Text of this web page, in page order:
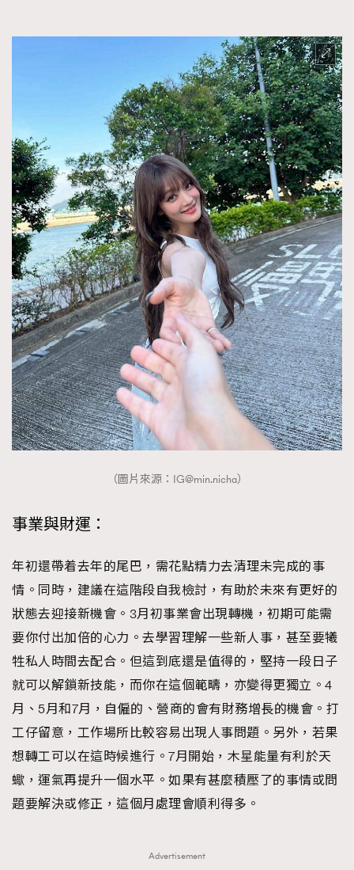
（圖片來源： IG@min.nicha）
事業與財運：
年初還帶着去年的尾巴，需花點精力去清理未完成的事
情。同時，建議在這階段自我檢討，有助於未來有更好的
狀態去迎接新機會。3月初事業會出現轉機，初期可能需
要你付出加倍的心力。去學習理解一些新人事，甚至要犧
牲私人時間去配合。但這到底還是值得的，堅持一段日子
就可以解鎖新技能，而你在這個範疇，亦變得更獨立。4
月、5月和7月，自僱的、營商的會有財務增長的機會。打
工仔留意，工作場所比較容易出現人事問題。另外，若果
想轉工可以在這時候進行。7月開始，木星能量有利於天
蠍，運氣再提升一個水平。如果有甚麼積壓了的事情或問
題要解決或修正，這個月處理會順利得多。
Advertisement